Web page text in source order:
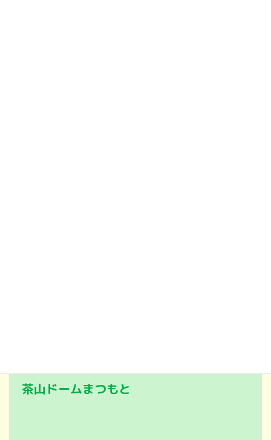
茶山ドームまつもと